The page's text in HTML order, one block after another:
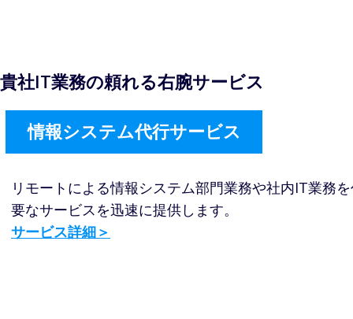
貴社IT業務の頼れる右腕サービス
情報システム代行サービス
リモートによる情報システム部門業務や社内IT業務
要なサービスを迅速に提供します​。
サービス詳細＞